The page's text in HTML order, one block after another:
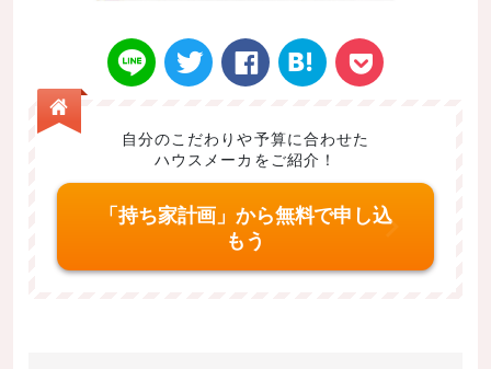
Twitt Face はてなブ
自分のこだわりや予算に合わせた
ハウスメーカをご紹介！
「持ち家計画」から無料で申し込
もう